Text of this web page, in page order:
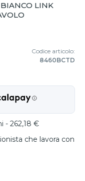
LINK
Codice articolo:
8460BCTD
- 262,18 €
che lavora con